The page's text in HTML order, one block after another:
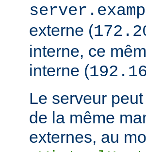
externe (
interne, ce
interne (
Le serveur
de la même
externes, au